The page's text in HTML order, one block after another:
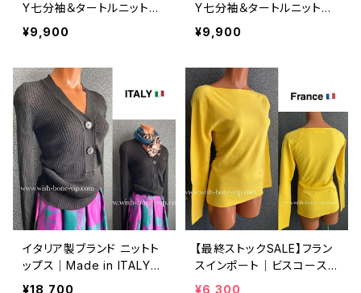
Y七分袖＆タートルニットセ
ーター】肌触り良いビスコー
ス ・トップス/ベージュ
¥9,900
Y七分袖＆タートルニットセ
ーター】肌触り良いビスコー
ス ・トップス/ブラック
¥9,900
イタリア製ブランド ニットト
ップス｜Made in ITALY
｜飾りボタン Vネック ビス
¥18,700
【最終ストックSALE】フラン
スインポート｜ビスコース＆
レーヨン｜ボートネック 長
¥6,300